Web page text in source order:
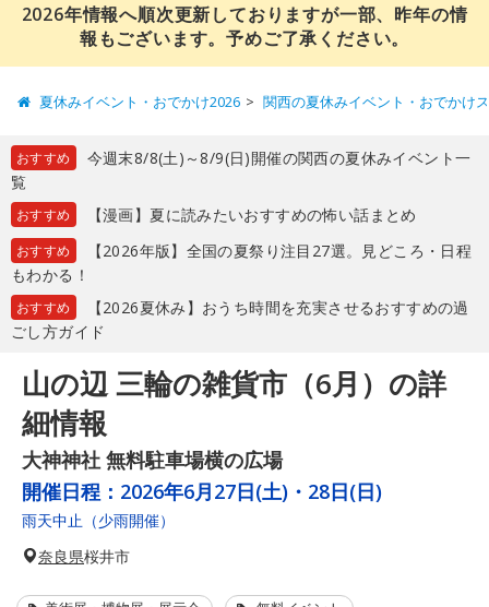
2026年情報へ順次更新しておりますが一部、昨年の情
報もございます。予めご了承ください。
夏休みイベント・おでかけ2026 関西の夏休みイベント・おでかけ
おすすめ
今週末8/8(土)～8/9(日)開催の関西の夏休みイベント一
覧
おすすめ 【漫画】夏に読みたいおすすめの怖い話まとめ
おすすめ
【2026年版】全国の夏祭り注目27選。見どころ・日程
もわかる！
おすすめ
【2026夏休み】おうち時間を充実させるおすすめの過
ごし方ガイド
山の辺 三輪の雑貨市（6月）の詳
細情報
大神神社 無料駐車場横の広場
開催日程： 2026年6月27日(土)・28日(日)
雨天中止（少雨開催）
奈良県桜井市